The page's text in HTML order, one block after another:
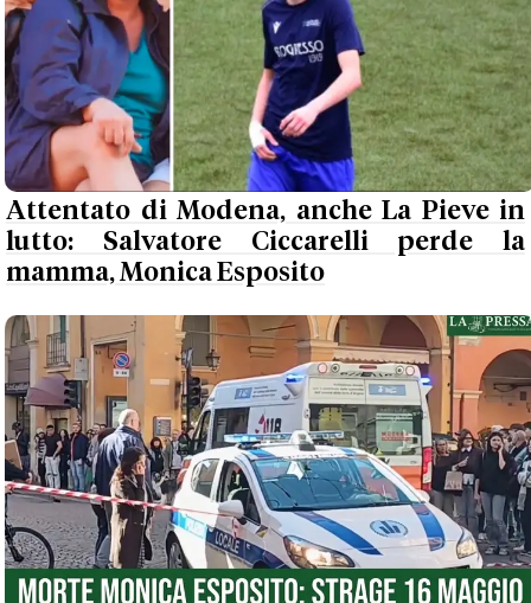
Attentato di Modena, anche La Pieve in
lutto: Salvatore Ciccarelli perde la
mamma, Monica Esposito